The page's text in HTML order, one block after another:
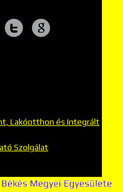
Lakóotthon és Integrált
Szolgálat